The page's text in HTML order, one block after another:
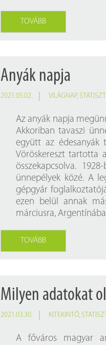
TOVÁBB
Anyák napja
2021.05.02. VILÁGNAP,
Az anyák napja
Akkoriban tavaszi
együtt az édesanyák
Vöröskereszt tartotta
összekapcsolva.
ünnepélyek közé. A
gépgyár
ezen belül annak
márciusra,
TOVÁBB
Milyen adatokat
2021.03.30. KITEKINTŐ,
A főváros magyar